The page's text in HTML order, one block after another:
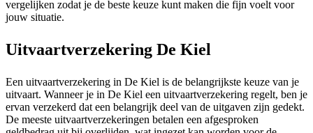
vergelijken zodat je de beste keuze kunt maken die fijn voelt voor
jouw situatie.
Uitvaartverzekering De Kiel
Een uitvaartverzekering in De Kiel is de belangrijkste keuze van je
uitvaart. Wanneer je in De Kiel een uitvaartverzekering regelt, ben je
ervan verzekerd dat een belangrijk deel van de uitgaven zijn gedekt.
De meeste uitvaartverzekeringen betalen een afgesproken